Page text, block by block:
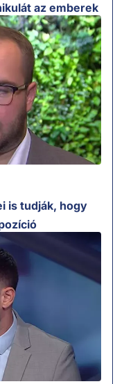
az emberek
is tudják, hogy